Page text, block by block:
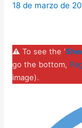
18 de marzo de
⚠ To see the ‘
go the bottom,
image).